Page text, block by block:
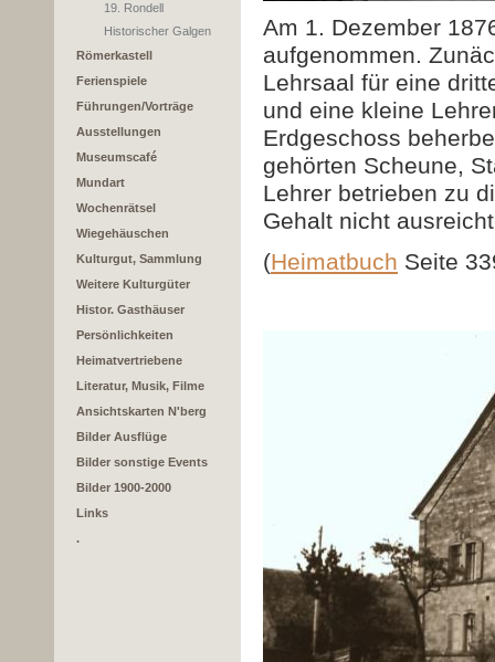
19. Rondell
Historischer Galgen
Römerkastell
Ferienspiele
Führungen/Vorträge
Ausstellungen
Museumscafé
Mundart
Wochenrätsel
Wiegehäuschen
Kulturgut, Sammlung
Weitere Kulturgüter
Histor. Gasthäuser
Persönlichkeiten
Heimatvertriebene
Literatur, Musik, Filme
Ansichtskarten N'berg
Bilder Ausflüge
Bilder sonstige Events
Bilder 1900-2000
Links
.
Am 1. Dezember
aufgenommen.
Lehrsaal für eine
und eine kleine
Erdgeschoss
gehörten Scheune,
Lehrer betrieben zu
Gehalt nicht
(Heimatbuch Seite